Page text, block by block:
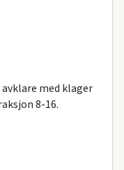
med klager
8-16.